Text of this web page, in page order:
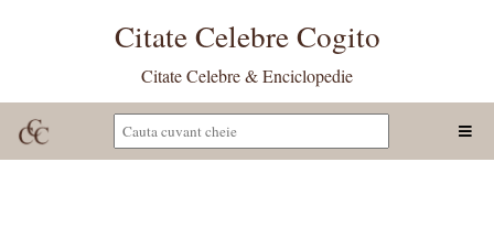
Citate Celebre Cogito
Citate Celebre & Enciclopedie